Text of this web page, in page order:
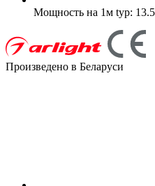
Мощность на 1м typ:
Произведено в Беларуси